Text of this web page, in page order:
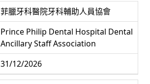
菲臘牙科醫院牙科輔助人員協會
Prince Philip Dental Hospital Dental
Ancillary Staff Association
31/12/2026